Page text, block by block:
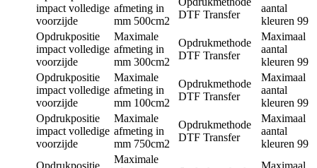
impact volledige
voorzijde
afmeting in
mm 500cm2
DTF Transfer
aantal
kleuren 99
Opdrukpositie
impact volledige
voorzijde
Maximale
afmeting in
mm 300cm2
Opdrukmethode
DTF Transfer
Maximaal
aantal
kleuren 99
Opdrukpositie
impact volledige
voorzijde
Maximale
afmeting in
mm 100cm2
Opdrukmethode
DTF Transfer
Maximaal
aantal
kleuren 99
Opdrukpositie
impact volledige
voorzijde
Maximale
afmeting in
mm 750cm2
Opdrukmethode
DTF Transfer
Maximaal
aantal
kleuren 99
Opdrukpositie
Maximale
Maximaal